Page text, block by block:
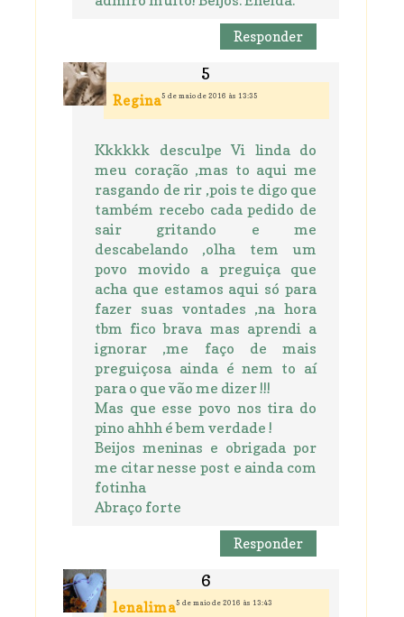
Responder
Regina5 de maio de 2016 às 13:35
Kkkkkk desculpe Vi linda do
meu coração ,mas to aqui me
rasgando de rir ,pois te digo que
também recebo cada pedido de
sair gritando e me
descabelando ,olha tem um
povo movido a preguiça que
acha que estamos aqui só para
fazer suas vontades ,na hora
tbm fico brava mas aprendi a
ignorar ,me faço de mais
preguiçosa ainda é nem to aí
para o que vão me dizer !!!
Mas que esse povo nos tira do
pino ahhh é bem verdade !
Beijos meninas e obrigada por
me citar nesse post e ainda com
fotinha
Abraço forte
Responder
lenalima5 de maio de 2016 às 13:43